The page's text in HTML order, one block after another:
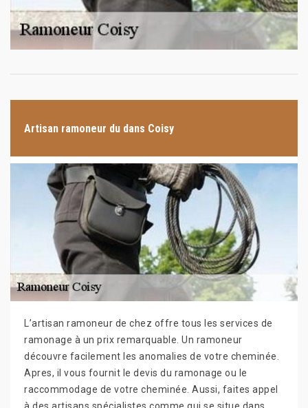
Artisan ramoneur du dans Coisy
L’artisan ramoneur de chez offre tous les services de
ramonage à un prix remarquable. Un ramoneur
découvre facilement les anomalies de votre cheminée.
Apres, il vous fournit le devis du ramonage ou le
raccommodage de votre cheminée. Aussi, faites appel